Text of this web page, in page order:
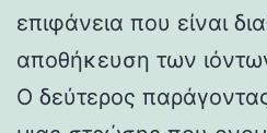
επιφάνεια που είναι
αποθήκευση των
Ο δεύτερος παράγοντας